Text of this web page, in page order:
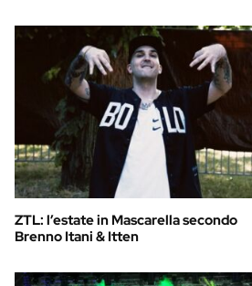
ZTL: l’estate in Mascarella secondo
Brenno Itani & Itten